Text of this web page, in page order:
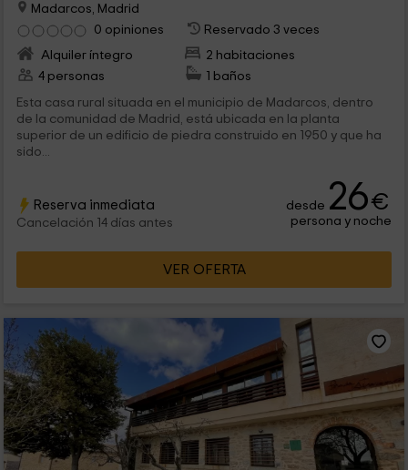
Madarcos, Madrid
0 opiniones
Reservado 3 veces
Alquiler íntegro
2 habitaciones
4 personas
1 baños
Esta casa rural situada en el municipio de Madarcos, dentro
de la comunidad de Madrid, está ubicada en la planta
superior de un edificio de piedra construido en 1950 y que ha
sido...
Reserva inmediata
Cancelación 14 días antes
desde 26€
persona y noche
VER OFERTA